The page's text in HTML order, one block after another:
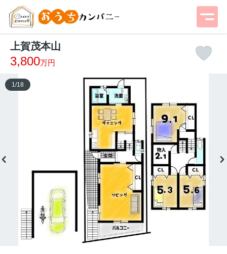
上賀茂本山
3,800万円
1 /18